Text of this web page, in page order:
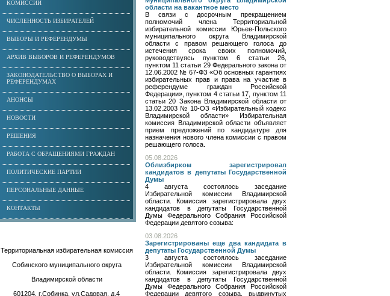
КОМИССИИ
ЧИСЛЕННОСТЬ ИЗБИРАТЕЛЕЙ
ВЫБОРЫ И РЕФЕРЕНДУМЫ
АРХИВ ВЫБОРОВ И РЕФЕРЕНДУМОВ
ЗАКОНОДАТЕЛЬСТВО О ВЫБОРАХ И
РЕФЕРЕНДУМАХ
АНОНСЫ
НОВОСТИ
РЕШЕНИЯ
РАБОТА С ОБРАЩЕНИЯМИ ГРАЖДАН
ПОЛИТИЧЕСКИЕ ПАРТИИ
ПЕРСОНАЛЬНЫЕ ДАННЫЕ
КОНТАКТЫ
Территориальная избирательная комиссия
Собинского муниципального округа
Владимирской области
601204, г.Собинка, ул.Садовая, д.4
области на вакантное место
В связи с досрочным прекращением
полномочий члена Территориальной
избирательной комиссии Юрьев-Польского
муниципального округа Владимирской
области с правом решающего голоса до
истечения срока своих полномочий,
руководствуясь пунктом 6 статьи 26,
пунктом 11 статьи 29 Федерального закона от
12.06.2002 № 67-ФЗ «Об основных гарантиях
избирательных прав и права на участие в
референдуме граждан Российской
Федерации», пунктом 4 статьи 17, пунктом 11
статьи 20 Закона Владимирской области от
13.02.2003 № 10-ОЗ «Избирательный кодекс
Владимирской области» Избирательная
комиссия Владимирской области объявляет
прием предложений по кандидатуре для
назначения нового члена комиссии с правом
решающего голоса.
05.08.2026
Облизбирком зарегистрировал
кандидатов в депутаты Государственной
Думы
4 августа состоялось заседание
Избирательной комиссии Владимирской
области. Комиссия зарегистрировала двух
кандидатов в депутаты Государственной
Думы Федерального Собрания Российской
Федерации девятого созыва:
03.08.2026
Зарегистрированы еще два кандидата в
депутаты Государственной Думы
3 августа состоялось заседание
Избирательной комиссии Владимирской
области. Комиссия зарегистрировала двух
кандидатов в депутаты Государственной
Думы Федерального Собрания Российской
Федерации девятого созыва, выдвинутых